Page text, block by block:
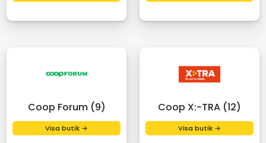
Coop Forum (9)
Visa butik →
Coop X:-TRA (12)
Visa butik →